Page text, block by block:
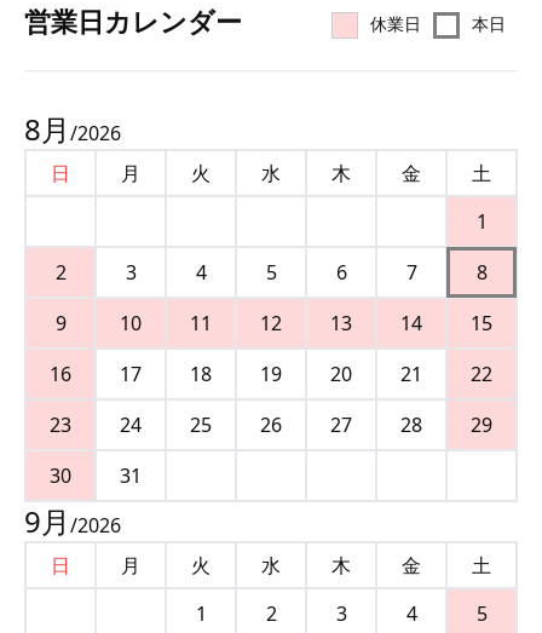
営業⽇カレンダー 休業日 本日
8月 /2026
日
月 火 水 木 金
土
1
2
3 4 5 6 7
8
9
10 11 12 13 14
15
16
17 18 19 20 21
22
23
24 25 26 27 28
29
30
31
9月 /2026
日
月 火 水 木 金
土
1
2 3 4
5